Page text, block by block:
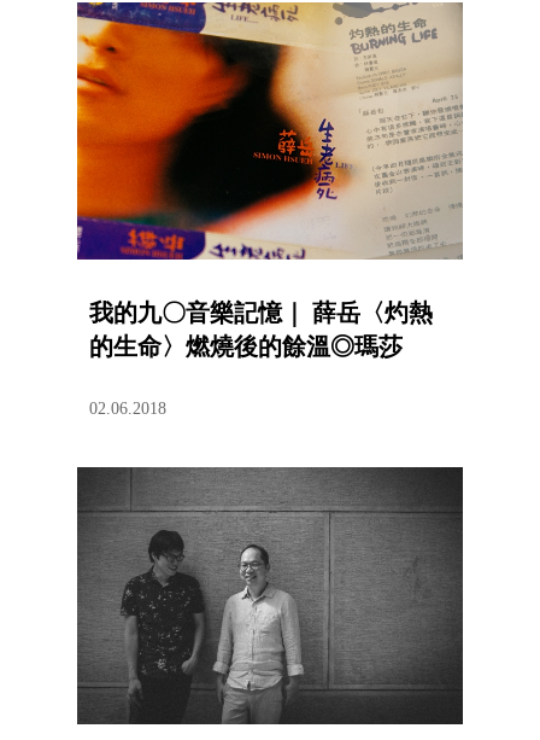
我的九〇音樂記憶｜ 薛岳〈灼熱
的生命〉燃燒後的餘溫◎瑪莎
02.06.2018